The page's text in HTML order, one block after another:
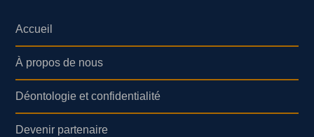
Accueil
À propos de nous
Déontologie et confidentialité
Devenir partenaire